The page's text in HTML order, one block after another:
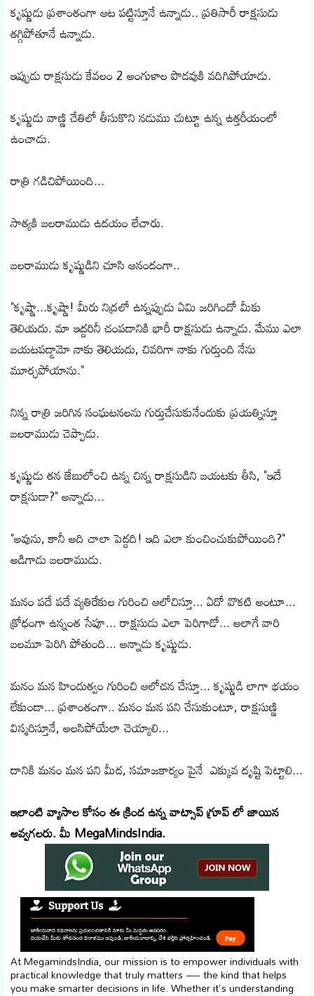
కృష్ణుడు ప్రశాంతంగా ఆట పట్టిస్తూనే ఉన్నాడు.. ప్రతిసారీ రాక్షసుడు
తగ్గిపోతూనే ఉన్నాడు.
ఇప్పుడు రాక్షసుడు కేవలం 2 అంగుళాల పొడవుకి వదిగిపోయాడు.
కృష్ణుడు వాణ్ణి చేతిలో తీసుకొని నడుము చుట్టూ ఉన్న ఉత్తరీయంలో
ఉంచాడు.
రాత్రి గడిచిపోయింది...
సాత్యకి బలరాముడు ఉదయం లేచారు.
బలరాముడు కృష్ణుడిని చూసి ఆనందంగా..
"కృష్ణా...కృష్ణా! మీరు నిద్రలో ఉన్నప్పుడు ఏమి జరిగిందో మీకు
తెలియదు. మా ఇద్దరినీ చంపడానికి భారీ రాక్షసుడు ఉన్నాడు. మేము ఎలా
బయటపడ్డామో నాకు తెలియదు, చివరిగా నాకు గుర్తుంది నేను
మూర్ఛపోయాను."
నిన్న రాత్రి జరిగిన సంఘటనలను గుర్తుచేసుకునేందుకు ప్రయత్నిస్తూ
బలరాముడు చెప్పాడు.
కృష్ణుడు తన జేబులోంచి ఉన్న చిన్న రాక్షసుడిని బయటకు తీసి, "ఇదే
రాక్షసుడా?" అన్నాడు...
"అవును, కానీ అది చాలా పెద్దది! ఇది ఎలా కుంచించుకుపోయింది?"
అడిగాడు బలరాముడు.
మనం పదే పదే వ్యతిరేకుల గురించి ఆలోచిస్తూ... ఏదో వొకటి అంటూ...
క్రోధంగా ఉన్నంత సేపూ... రాక్షసుడు ఎలా పెరిగాడో... అలాగే వారి
బలమూ పెరిగి పోతుంది... అన్నాడు కృష్ణుడు.
మనం మన హిందుత్వం గురించి ఆలోచన చేస్తూ... కృష్ణుడి లాగా భయం
లేకుండా... ప్రశాంతంగా.. మనం మన పని చేసుకుంటూ, రాక్షసుణ్ణి
విస్మరిస్తూనే, అలసిపోయేలా చెయ్యాలి...
దానికి మనం మన పని మీద, సమాజకార్యం పైనే ఎక్కువ దృష్టి పెట్టాలి...
ఇలాంటి వ్యాసాల కోసం ఈ క్రింద ఉన్న వాట్సాప్ గ్రూప్ లో జాయిన
అవ్వగలరు. మీ MegaMindsIndia.
At MegamindsIndia, our mission is to empower individuals with
practical knowledge that truly matters — the kind that helps
you make smarter decisions in life. Whether it's understanding